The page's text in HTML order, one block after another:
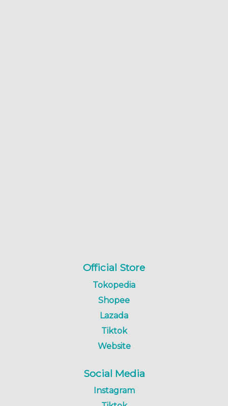
Official Store
Tokopedia
Shopee
Lazada
Tiktok
Website
Social Media
Instagram